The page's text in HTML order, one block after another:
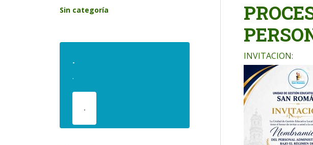
INVITACION:
Sin categoría
.
.
.